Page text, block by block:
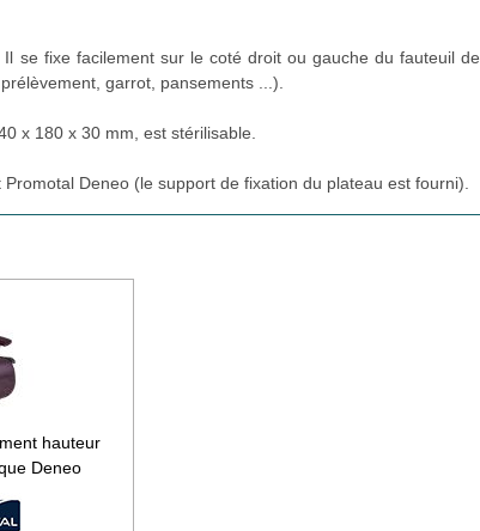
. Il se fixe facilement sur le coté droit ou gauche du fauteuil de
garrot, pansements ...).
x 180 x 30 mm, est stérilisable.
Deneo (le support de fixation du plateau est fourni).
hauteur
Deneo